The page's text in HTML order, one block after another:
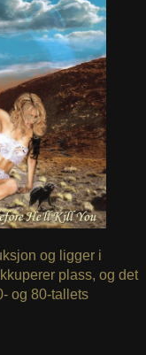
og ligger i
plass, og det
og 80-tallets